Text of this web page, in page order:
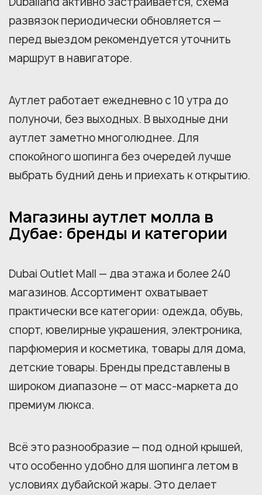
развязок периодически обновляется —
перед выездом рекомендуется уточнить
маршрут в навигаторе.
Аутлет работает ежедневно с 10 утра до
полуночи, без выходных. В выходные дни
аутлет заметно многолюднее. Для
спокойного шопинга без очередей лучше
выбрать будний день и приехать к открытию.
Магазины аутлет молла в
Дубае: бренды и категории
Dubai Outlet Mall — два этажа и более 240
магазинов. Ассортимент охватывает
практически все категории: одежда, обувь,
спорт, ювелирные украшения, электроника,
парфюмерия и косметика, товары для дома,
детские товары. Бренды представлены в
широком диапазоне — от масс-маркета до
премиум люкса.
Всё это разнообразие — под одной крышей,
что особенно удобно для шопинга летом в
условиях дубайской жары. Это делает